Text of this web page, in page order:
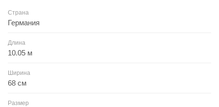
Страна
Германия
Длина
10.05 м
Ширина
68 см
Размер